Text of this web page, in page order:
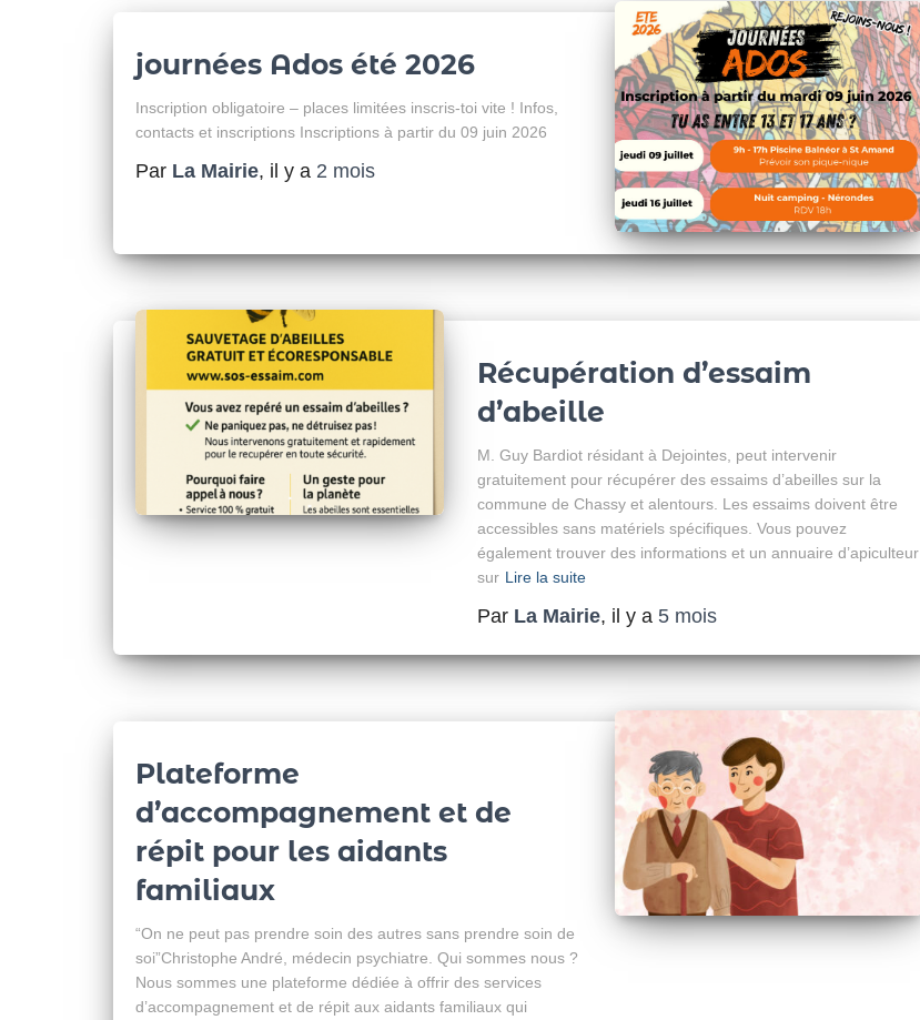
journées Ados été 2026
Inscription obligatoire – places limitées inscris-toi vite ! Infos,
contacts et inscriptions Inscriptions à partir du 09 juin 2026
Par La Mairie, il y a 2 mois
Récupération d’essaim
d’abeille
M. Guy Bardiot résidant à Dejointes, peut intervenir
gratuitement pour récupérer des essaims d’abeilles sur la
commune de Chassy et alentours. Les essaims doivent être
accessibles sans matériels spécifiques. Vous pouvez
également trouver des informations et un annuaire d’apiculteur
sur Lire la suite
Par La Mairie, il y a 5 mois
Plateforme
d’accompagnement et de
répit pour les aidants
familiaux
“On ne peut pas prendre soin des autres sans prendre soin de
soi”Christophe André, médecin psychiatre. Qui sommes nous ?
Nous sommes une plateforme dédiée à offrir des services
d’accompagnement et de répit aux aidants familiaux qui